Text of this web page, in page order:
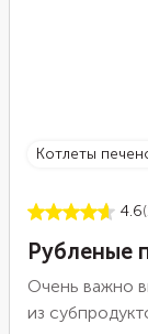
котлеты
4.6
Рубленые
Очень важно
из